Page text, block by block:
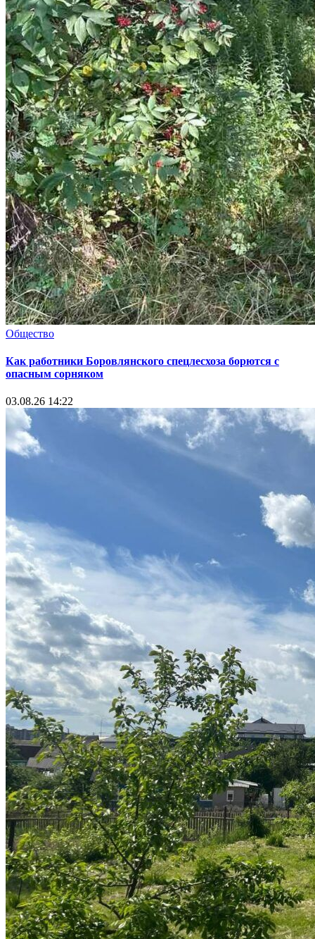
Общество
Как работники Боровлянского спецлесхоза борются с
опасным сорняком
03.08.26 14:22